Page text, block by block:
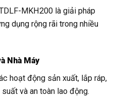
MKH200 là giải pháp
dụng rộng rãi trong nhiều
Nhà Máy
hoạt động sản xuất, lắp ráp,
và an toàn lao động.